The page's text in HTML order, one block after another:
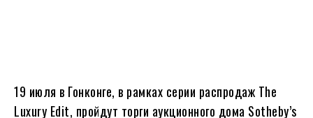
19 июля в Гонконге, в рамках серии распродаж The
Luxury Edit, пройдут торги аукционного дома Sotheby’s